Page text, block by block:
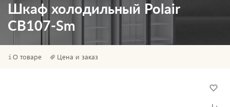
Шкаф холодильный Polair
CB107-Sm
О товаре Цена и заказ